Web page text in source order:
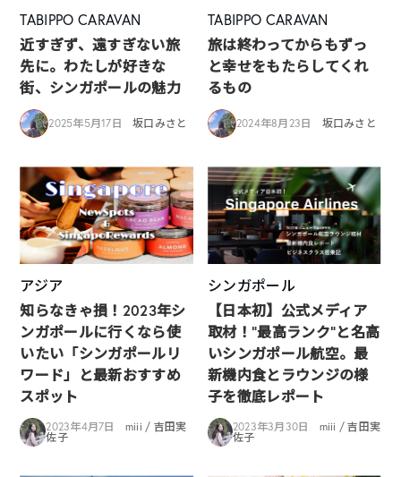
TABIPPO CARAVAN
近すぎず、遠すぎない旅
先に。わたしが好きな
街、シンガポールの魅力
2025年5月17日 坂口みさと
TABIPPO CARAVAN
旅は終わってからもずっ
と幸せをもたらしてくれ
るもの
2024年8月23日 坂口みさと
アジア
知らなきゃ損！2023年シ
ンガポールに行くなら使
いたい「シンガポールリ
ワード」と最新おすすめ
スポット
2023年4月7日
miii / 吉田実
佐子
シンガポール
【日本初】公式メディア
取材！”最高ランク”と名高
いシンガポール航空。最
新機内食とラウンジの様
子を徹底レポート
2023年3月30日
miii / 吉田実
佐子